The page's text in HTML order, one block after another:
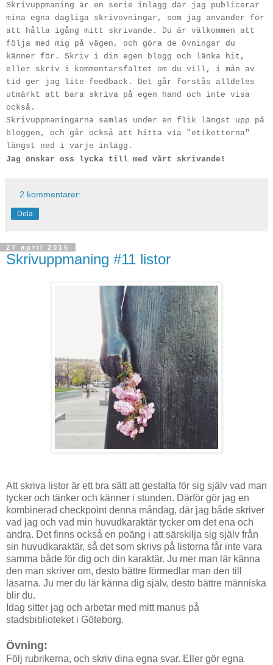
Skrivuppmaning är en serie inlägg där jag publicerar
mina egna dagliga skrivövningar, som jag använder för
att hålla igång mitt skrivande. Du är välkommen att
följa med mig på vägen, och göra de övningar du
känner för. Skriv i din egen blogg och länka hit,
eller skriv i kommentarsfältet om du vill, i mån av
tid ger jag lite feedback. Det går förstås alldeles
utmärkt att bara skriva på egen hand och inte visa
också.
Skrivuppmaningarna samlas under en flik längst upp på
bloggen, och går också att hitta via "etiketterna"
längst ned i varje inlägg.
Jag önskar oss lycka till med vårt skrivande!
2 kommentarer:
Dela
27 april 2015
Skrivuppmaning #11 listor
Att skriva listor är ett bra sätt att gestalta för sig själv vad man
tycker och tänker och känner i stunden. Därför gör jag en
kombinerad checkpoint denna måndag, där jag både skriver
vad jag och vad min huvudkaraktär tycker om det ena och
andra. Det finns också en poäng i att särskilja sig själv från
sin huvudkaraktär, så det som skrivs på listorna får inte vara
samma både för dig och din karaktär. Ju mer man lär känna
den man skriver om, desto bättre förmedlar man den till
läsarna. Ju mer du lär känna dig själv, desto bättre människa
blir du.
Idag sitter jag och arbetar med mitt manus på
stadsbiblioteket i Göteborg.
Övning:
Följ rubrikerna, och skriv dina egna svar. Eller gör egna